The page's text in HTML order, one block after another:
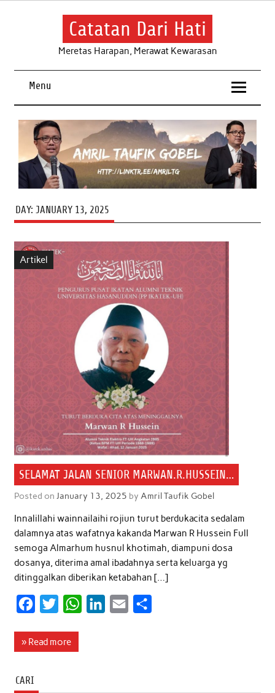
Skip
Catatan Dari Hati
Meretas Harapan, Merawat Kewarasan
Menu
DAY: JANUARY 13, 2025
Artikel
SELAMAT JALAN SENIOR MARWAN.R.HUSSEIN…
Posted on January 13, 2025 by Amril Taufik Gobel
Innalillahi wainnailaihi rojiun turut berdukacita sedalam
dalamnya atas wafatnya kakanda Marwan R Hussein Full
semoga Almarhum husnul khotimah, diampuni dosa
dosanya, diterima amal ibadahnya serta keluarga yg
ditinggalkan diberikan ketabahan […]
c
i
W
» Read more
CARI